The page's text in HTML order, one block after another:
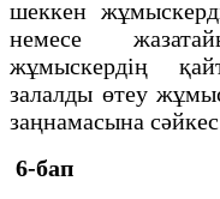
шеккен
немесе
жұмыскердің
залалды өтеу
заңнамасына сәйкес
6-бап